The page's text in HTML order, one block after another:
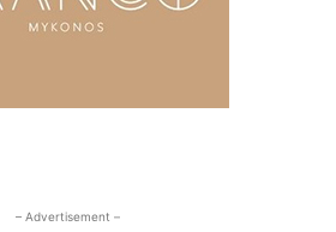
– Advertisement –